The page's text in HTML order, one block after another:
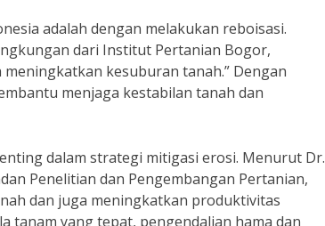
adalah dengan melakukan reboisasi.
dari Institut Pertanian Bogor,
kesuburan tanah.” Dengan
menjaga kestabilan tanah dan
dalam strategi mitigasi erosi. Menurut Dr.
Penelitian dan Pengembangan Pertanian,
dan juga meningkatkan produktivitas
tanam yang tepat, pengendalian hama dan